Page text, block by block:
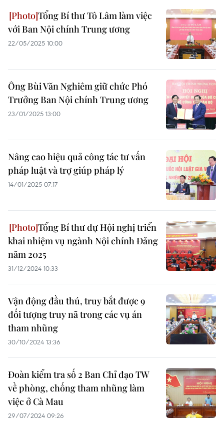
Tổng Bí thư Tô Lâm làm việc
với Ban Nội chính Trung ương
22/05/2025 10:00
Ông Bùi Văn Nghiêm giữ chức Phó
Trưởng Ban Nội chính Trung ương
23/01/2025 13:00
Nâng cao hiệu quả công tác tư vấn
pháp luật và trợ giúp pháp lý
14/01/2025 07:17
Tổng Bí thư dự Hội nghị triển
khai nhiệm vụ ngành Nội chính Đảng
năm 2025
31/12/2024 10:33
Vận động đầu thú, truy bắt được 9
đối tượng truy nã trong các vụ án
tham nhũng
30/10/2024 13:36
Đoàn kiểm tra số 2 Ban Chỉ đạo TW
về phòng, chống tham nhũng làm
việc ở Cà Mau
29/07/2024 09:26